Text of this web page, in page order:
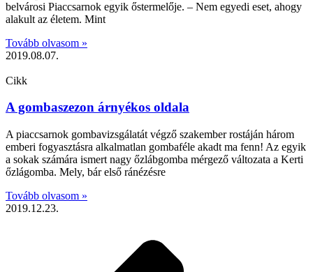
belvárosi Piaccsarnok egyik őstermelője. – Nem egyedi eset, ahogy
alakult az életem. Mint
Tovább olvasom »
2019.08.07.
Cikk
A gombaszezon árnyékos oldala
A piaccsarnok gombavizsgálatát végző szakember rostáján három
emberi fogyasztásra alkalmatlan gombaféle akadt ma fenn! Az egyik
a sokak számára ismert nagy őzlábgomba mérgező változata a Kerti
őzlágomba. Mely, bár első ránézésre
Tovább olvasom »
2019.12.23.